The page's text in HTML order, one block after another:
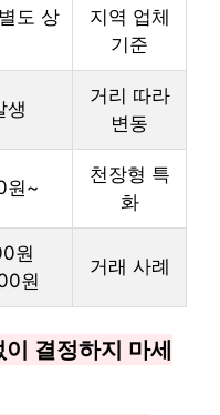
도 상
지역 업체
기준
생
거리 따라
변동
원~
천장형 특
화
원
원
거래 사례
결정하지 마세